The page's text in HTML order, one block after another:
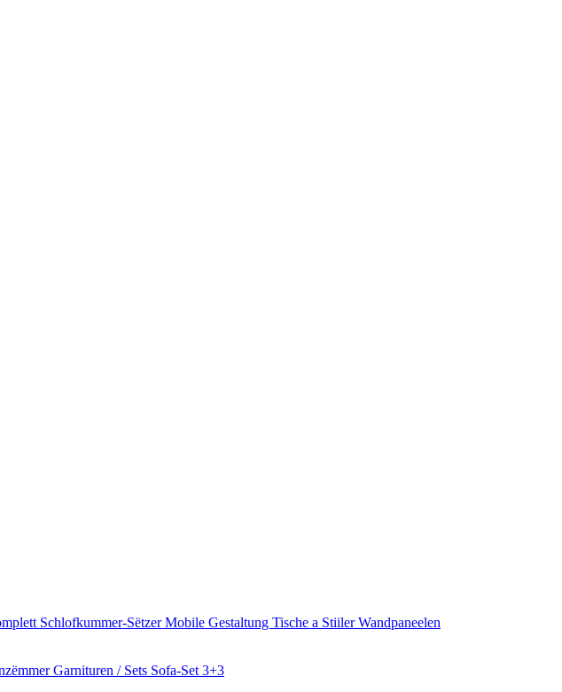
Schlofkummer-SëtzerMobile Gestaltung Tische a StiilerWandpaneelen
Garnituren / Sets Sofa-Set 3+3